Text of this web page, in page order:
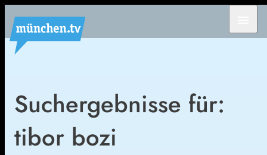
Suchergebnisse für:
tibor bozi